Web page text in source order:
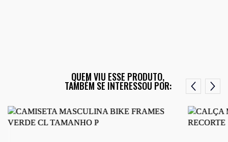
QUEM VIU ESSE PRODUTO,
TAMBÉM SE INTERESSOU POR: